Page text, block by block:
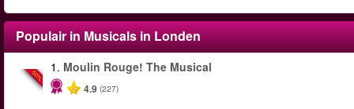
Populair in Musicals in Londen
-50%
1. Moulin Rouge! The Musical
4.9 (227)